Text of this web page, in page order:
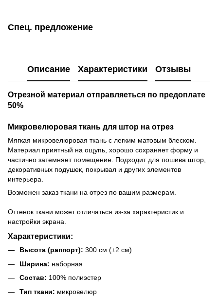
Спец. предложение
Описание Характеристики Отзывы
Отрезной материал отправляеться по предоплате
50%
Микровелюровая ткань для штор на отрез
Мягкая микровелюровая ткань с легким матовым блеском.
Материал приятный на ощупь, хорошо сохраняет форму и
частично затемняет помещение. Подходит для пошива штор,
декоративных подушек, покрывал и других элементов
интерьера.
Возможен заказ ткани на отрез по вашим размерам.
Оттенок ткани может отличаться из-за характеристик и
настройки экрана.
Характеристики:
Высота (раппорт): 300 см (±2 см)
Ширина: наборная
Состав: 100% полиэстер
Тип ткани: микровелюр